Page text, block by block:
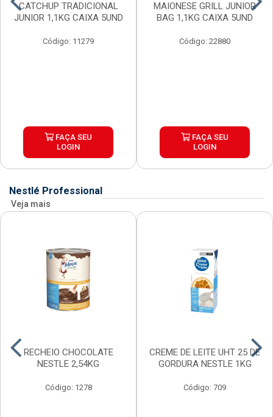
CATCHUP TRADICIONAL
JUNIOR 1,1KG CAIXA 5UND
Código: 11279
FAÇA SEU
LOGIN
MAIONESE GRILL JUNIOR
BAG 1,1KG CAIXA 5UND
Código: 22880
FAÇA SEU
LOGIN
Nestlé Professional
Veja mais
RECHEIO CHOCOLATE
NESTLE 2,54KG
Código: 1278
CREME DE LEITE UHT 25 DE
GORDURA NESTLE 1KG
Código: 709